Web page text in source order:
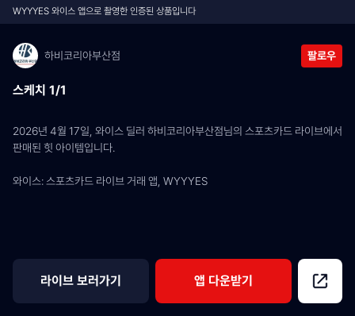
WYYYES 와이스 앱으로 촬영한 인증된 상품입니다
하비코리아부산점 팔로우
스케치 1/1
2026년 4월 17일, 와이스 딜러 하비코리아부산점님의 스포츠카드 라이브에서
판매된 힛 아이템입니다.
와이스: 스포츠카드 라이브 거래 앱, WYYYES
라이브 보러가기 앱 다운받기